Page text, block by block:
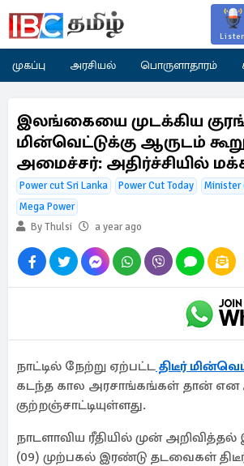
Listen
முகப்பு அரசியல் பொருளாதாரம்
இலங்கையை முடக்கிய
மின்வெட்டுக்கு ஆருடம்
அமைச்சர்: அதிர்ச்சியில்
Power cut Sri Lanka Power Cut Today
Minister
Mega Power
By Thulsi
a year ago
நாட்டில் நேற்று ஏற்பட்ட திடீர்
கடந்த கால அரசாங்கங்கள் தான் என
குற்றஞ்சாட்டியுள்ளது.
நாடளாவிய ரீதியில் முன் அறிவித்தல்
(09) முற்பகல் இரண்டு தடவைகள்